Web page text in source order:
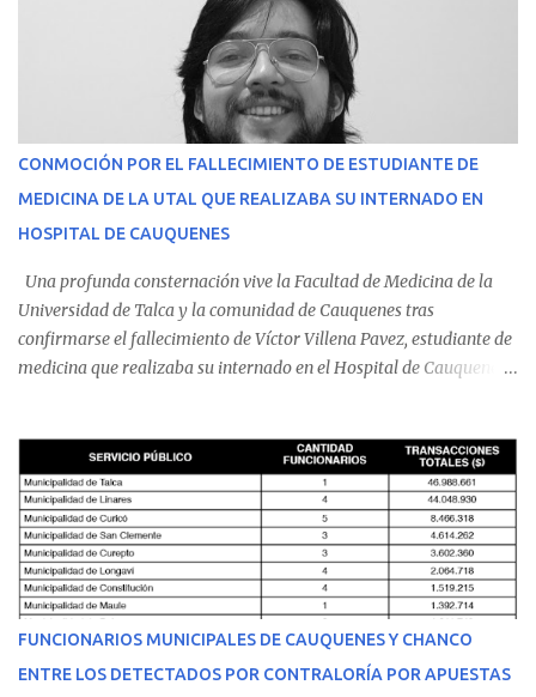
CONMOCIÓN POR EL FALLECIMIENTO DE ESTUDIANTE DE
MEDICINA DE LA UTAL QUE REALIZABA SU INTERNADO EN
HOSPITAL DE CAUQUENES
Una profunda consternación vive la Facultad de Medicina de la
Universidad de Talca y la comunidad de Cauquenes tras
confirmarse el fallecimiento de Víctor Villena Pavez, estudiante de
medicina que realizaba su internado en el Hospital de Cauquenes.
malestares físicos. Dada la complejidad de su estado de salud, el
equipo médico determinó su traslado de urgencia al Hospital
Regional de Talca y dado la urgencia la ambulancia partió hacia
Talca con escolta de Carabineros. En medio del traslado, el
estudiante de medicina de 25 años, se agravó y pese a los esfuerzos
del personal de emergencia terminó falleciendo, sin alcanzar a
recibir atención especializada en el centro de destino. Apenas se
conoció la gravedad de su condición, sus padres —residentes en
Villarrica— se trasladaron a Cauquenes con la esperanza de una
FUNCIONARIOS MUNICIPALES DE CAUQUENES Y CHANCO
ENTRE LOS DETECTADOS POR CONTRALORÍA POR APUESTAS